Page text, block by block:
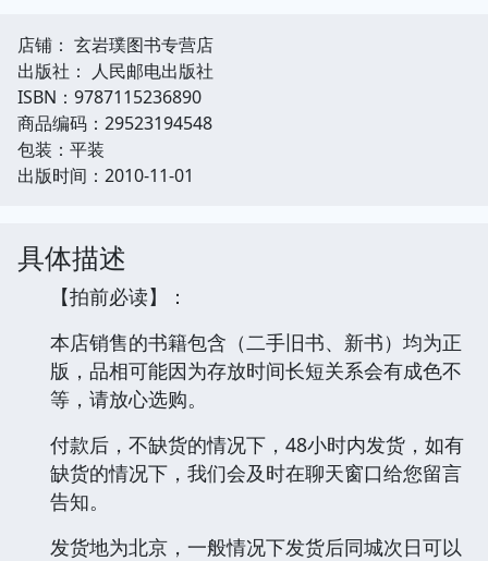
店铺： 玄岩璞图书专营店
出版社： 人民邮电出版社
ISBN：9787115236890
商品编码：29523194548
包装：平装
出版时间：2010-11-01
具体描述
【拍前必读】：
本店销售的书籍包含（二手旧书、新书）均为正
版，品相可能因为存放时间长短关系会有成色不
等，请放心选购。
付款后，不缺货的情况下，48小时内发货，如有
缺货的情况下，我们会及时在聊天窗口给您留言
告知。
发货地为北京，一般情况下发货后同城次日可以